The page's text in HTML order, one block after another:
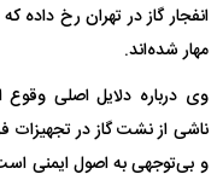
انفجار گاز در تهران رخ
مهار شده‌اند.
وی درباره دلایل اصلی
ناشی از نشت گاز در تجهیزات
و بی‌توجهی به اصول ایمنی